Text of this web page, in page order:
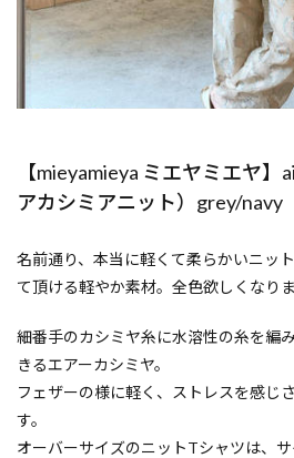
【mieyamieya ミエヤミエヤ】
アカシミアニット）grey/navy
名前通り、本当に軽くて柔らかいニッ
て頂ける軽やか素材。全色欲しくなりま
細番手のカシミヤ糸に水溶性の糸を編
きるエアーカシミヤ。
フェザーの様に軽く、ストレスを感じ
す。
オーバーサイズのニットTシャツは、